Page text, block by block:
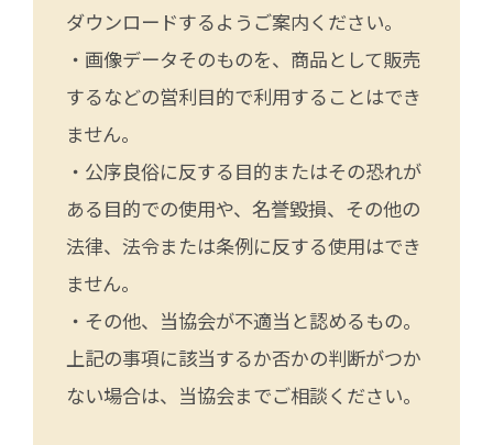
ダウンロードするようご案内ください。
・画像データそのものを、商品として販売
するなどの営利目的で利用することはでき
ません。
・公序良俗に反する目的またはその恐れが
ある目的での使用や、名誉毀損、その他の
法律、法令または条例に反する使用はでき
ません。
・その他、当協会が不適当と認めるもの。
上記の事項に該当するか否かの判断がつか
ない場合は、当協会までご相談ください。